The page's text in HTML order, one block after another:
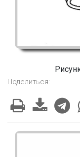
Поделиться: